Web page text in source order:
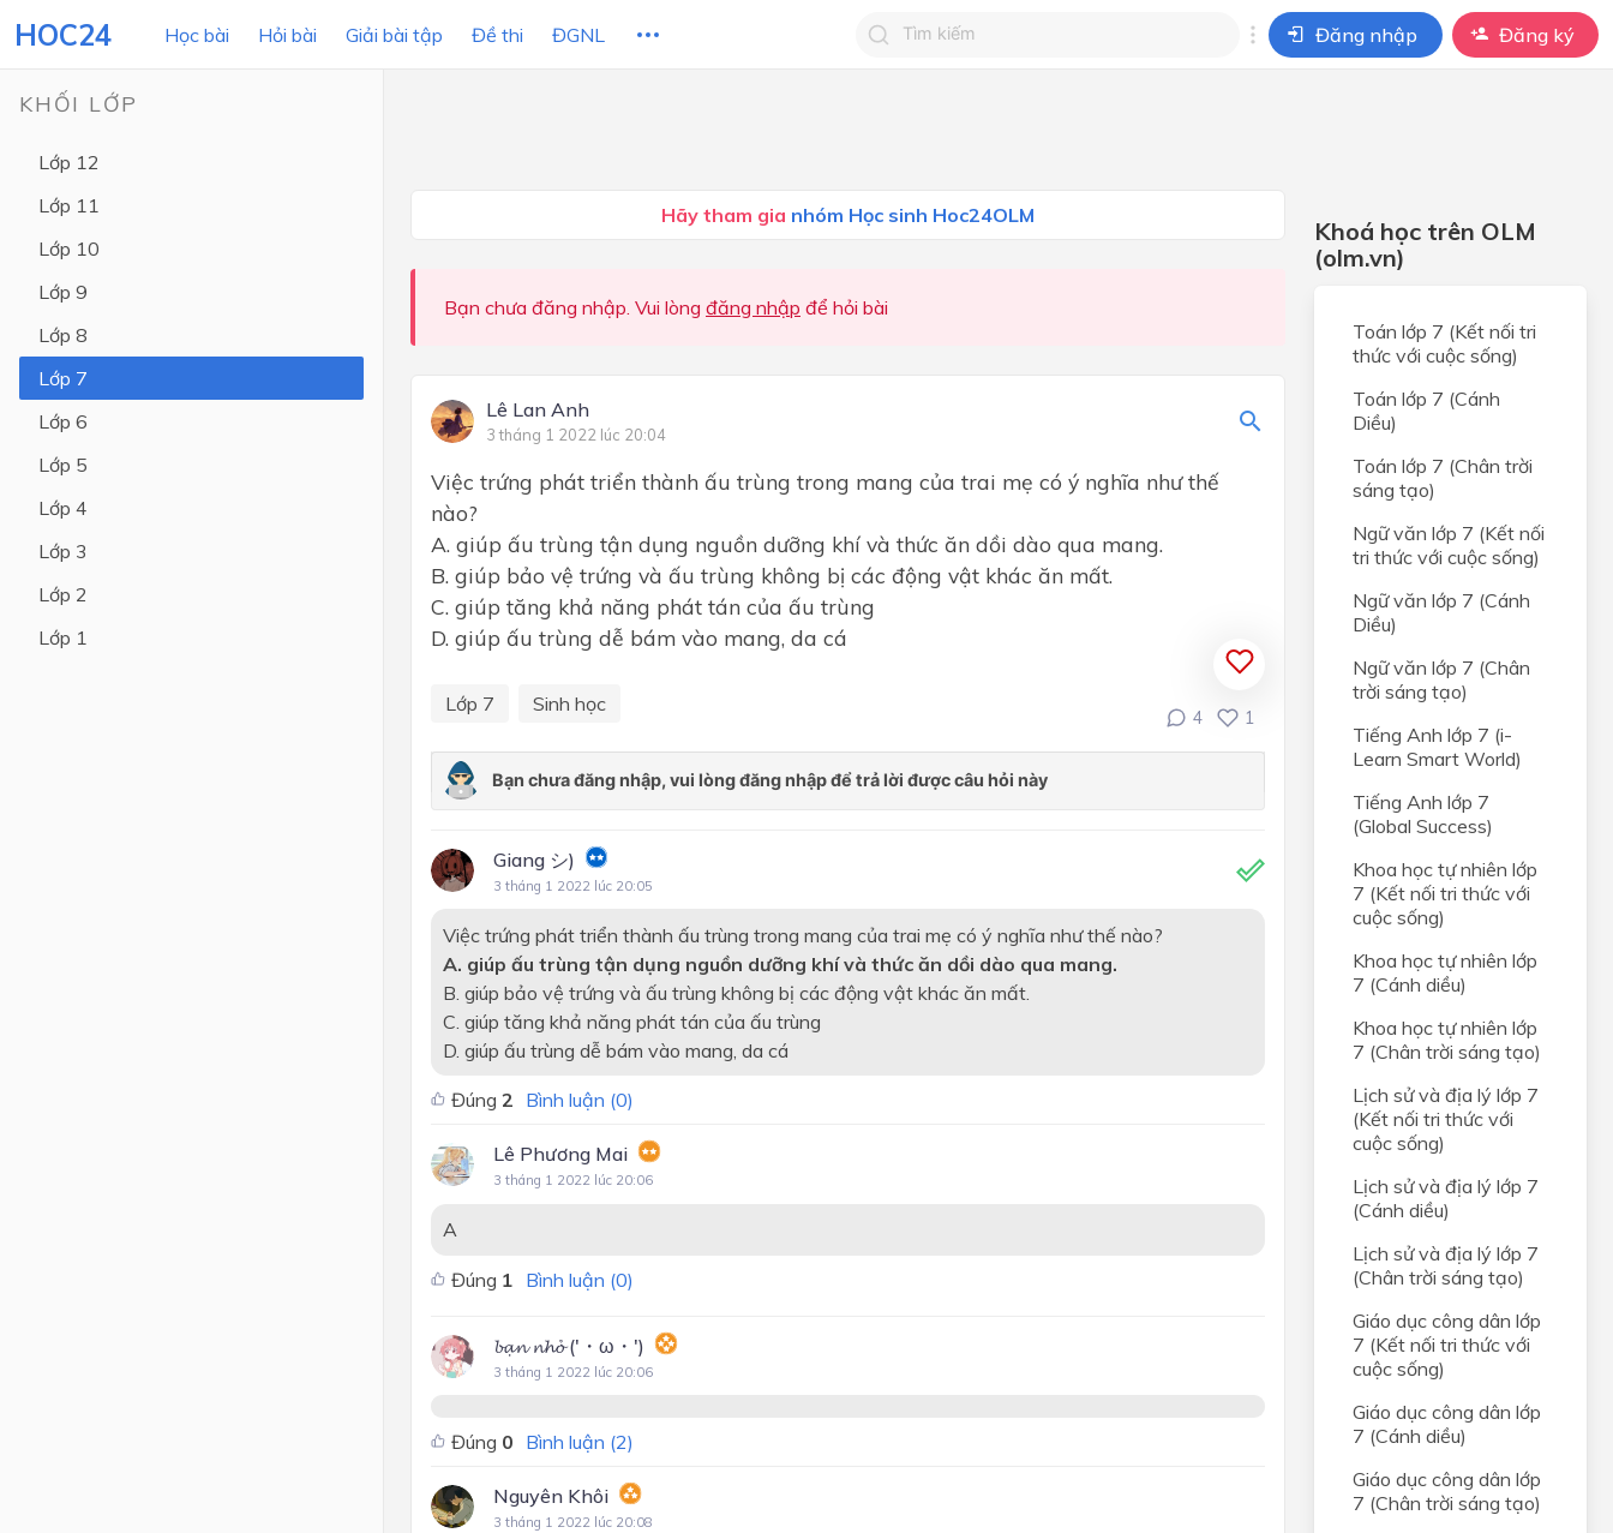
HOC24 Học bài Hỏi bài Giải bài tập Đề thi ĐGNL Đăng nhập Đăng ký
Lớp 9
Lớp 8
KHỐI LỚP
Lớp 12
Lớp 11
Lớp 10
Lớp 9
Lớp 8
Lớp 7
Lớp 6
Lớp 5
Lớp 4
Lớp 3
Lớp 2
Lớp 1
Hãy tham gia nhóm Học sinh Hoc24OLM
Bạn chưa đăng nhập. Vui lòng đăng nhập để hỏi bài
Lê Lan Anh
3 tháng 1 2022 lúc 20:04
Việc trứng phát triển thành ấu trùng trong mang của trai mẹ có ý nghĩa như thế
nào?
A. giúp ấu trùng tận dụng nguồn dưỡng khí và thức ăn dồi dào qua mang.
B. giúp bảo vệ trứng và ấu trùng không bị các động vật khác ăn mất.
C. giúp tăng khả năng phát tán của ấu trùng
D. giúp ấu trùng dễ bám vào mang, da cá
Lớp 7 Sinh học
4 1
Giang シ)
3 tháng 1 2022 lúc 20:05
Việc trứng phát triển thành ấu trùng trong mang của trai mẹ có ý nghĩa như thế nào?
A. giúp ấu trùng tận dụng nguồn dưỡng khí và thức ăn dồi dào qua mang.
B. giúp bảo vệ trứng và ấu trùng không bị các động vật khác ăn mất.
C. giúp tăng khả năng phát tán của ấu trùng
D. giúp ấu trùng dễ bám vào mang, da cá
Đúng 2 Bình luận (0)
Lê Phương Mai
3 tháng 1 2022 lúc 20:06
A
Đúng 1 Bình luận (0)
𝓫𝓪̣𝓷 𝓷𝓱𝓸̉ ('・ω・')
3 tháng 1 2022 lúc 20:06
Đúng 0 Bình luận (2)
Nguyên Khôi
3 tháng 1 2022 lúc 20:08
Khoá học trên OLM
(olm.vn)
Toán lớp 7 (Kết nối tri
thức với cuộc sống)
Toán lớp 7 (Cánh
Diều)
Toán lớp 7 (Chân trời
sáng tạo)
Ngữ văn lớp 7 (Kết nối
tri thức với cuộc sống)
Ngữ văn lớp 7 (Cánh
Diều)
Ngữ văn lớp 7 (Chân
trời sáng tạo)
Tiếng Anh lớp 7 (i-
Learn Smart World)
Tiếng Anh lớp 7
(Global Success)
Khoa học tự nhiên lớp
7 (Kết nối tri thức với
cuộc sống)
Khoa học tự nhiên lớp
7 (Cánh diều)
Khoa học tự nhiên lớp
7 (Chân trời sáng tạo)
Lịch sử và địa lý lớp 7
(Kết nối tri thức với
cuộc sống)
Lịch sử và địa lý lớp 7
(Cánh diều)
Lịch sử và địa lý lớp 7
(Chân trời sáng tạo)
Giáo dục công dân lớp
7 (Kết nối tri thức với
cuộc sống)
Giáo dục công dân lớp
7 (Cánh diều)
Giáo dục công dân lớp
7 (Chân trời sáng tạo)